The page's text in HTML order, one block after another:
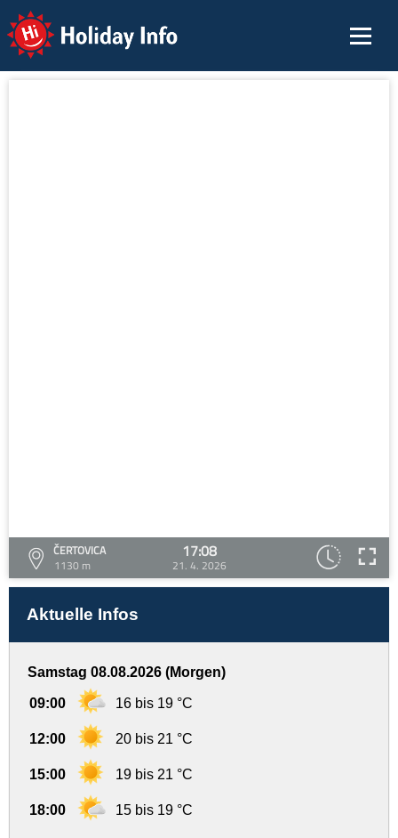
Holiday Info
ČERTOVICA
1130 m
17:08
21. 4. 2026
Aktuelle Infos
Samstag 08.08.2026 (Morgen)
09:00 16 bis 19 °C
12:00 20 bis 21 °C
15:00 19 bis 21 °C
18:00 15 bis 19 °C